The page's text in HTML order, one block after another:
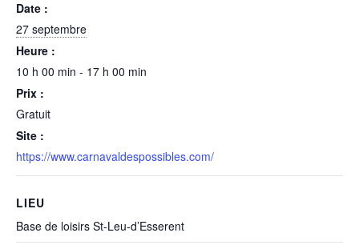
Date :
27 septembre
Heure :
10 h 00 min - 17 h 00 min
Prix :
Gratuit
Site :
https://www.carnavaldespossibles.com/
LIEU
Base de loisirs St-Leu-d’Esserent